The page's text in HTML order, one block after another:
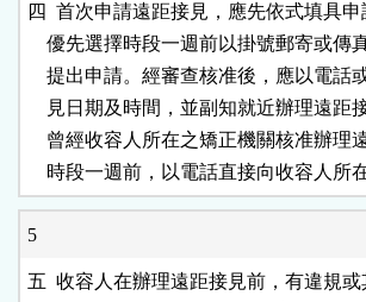
四  首次申請遠距接見，應先依式填具
優先選擇時段一週前以掛號郵寄或
提出申請。經審查核准後，應以電
見日期及時間，並副知就近辦
曾經收容人所在之矯正機關核准辦
時段一週前，以電話直接向收容人
5
五  收容人在辦理遠距接見前，有違規